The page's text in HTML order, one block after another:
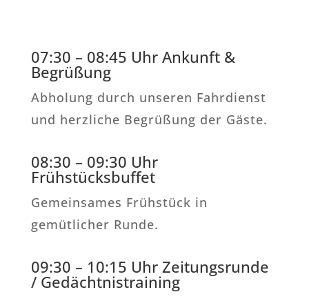
07:30 – 08:45 Uhr Ankunft &
Begrüßung
Abholung durch unseren Fahrdienst
und herzliche Begrüßung der Gäste.
08:30 – 09:30 Uhr
Frühstücksbuffet
Gemeinsames Frühstück in
gemütlicher Runde.
09:30 – 10:15 Uhr Zeitungsrunde
/ Gedächtnistraining